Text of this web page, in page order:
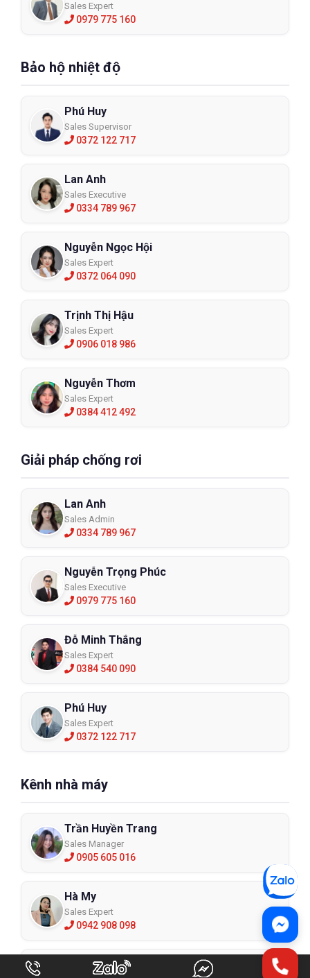
Sales Expert
0979 775 160
Bảo hộ nhiệt độ
Phú Huy
Sales Supervisor
0372 122 717
Lan Anh
Sales Executive
0334 789 967
Nguyễn Ngọc Hội
Sales Expert
0372 064 090
Trịnh Thị Hậu
Sales Expert
0906 018 986
Nguyễn Thơm
Sales Expert
0384 412 492
Giải pháp chống rơi
Lan Anh
Sales Admin
0334 789 967
Nguyễn Trọng Phúc
Sales Executive
0979 775 160
Đỗ Minh Thắng
Sales Expert
0384 540 090
Phú Huy
Sales Expert
0372 122 717
Kênh nhà máy
Trần Huyền Trang
Sales Manager
0905 605 016
Hà My
Sales Expert
0942 908 098
Trịnh Thị Hậu